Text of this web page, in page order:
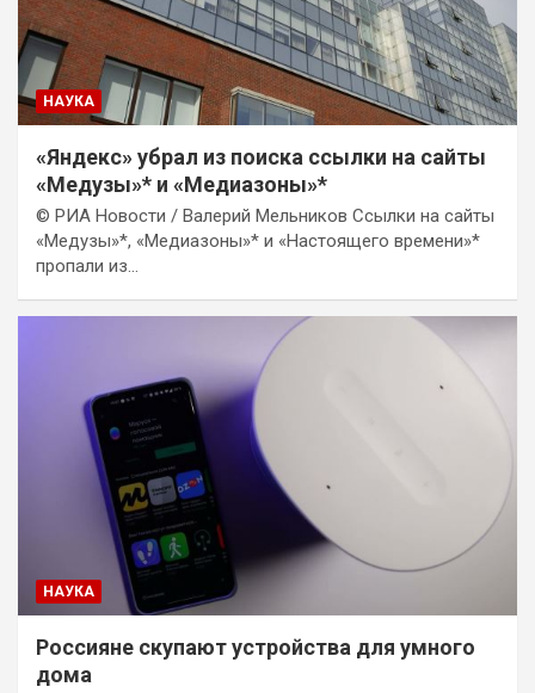
НАУКА
«Яндекс» убрал из поиска ссылки на сайты
«Медузы»* и «Медиазоны»*
© РИА Новости / Валерий Мельников Ссылки на сайты
«Медузы»*, «Медиазоны»* и «Настоящего времени»*
пропали из…
НАУКА
Россияне скупают устройства для умного
дома